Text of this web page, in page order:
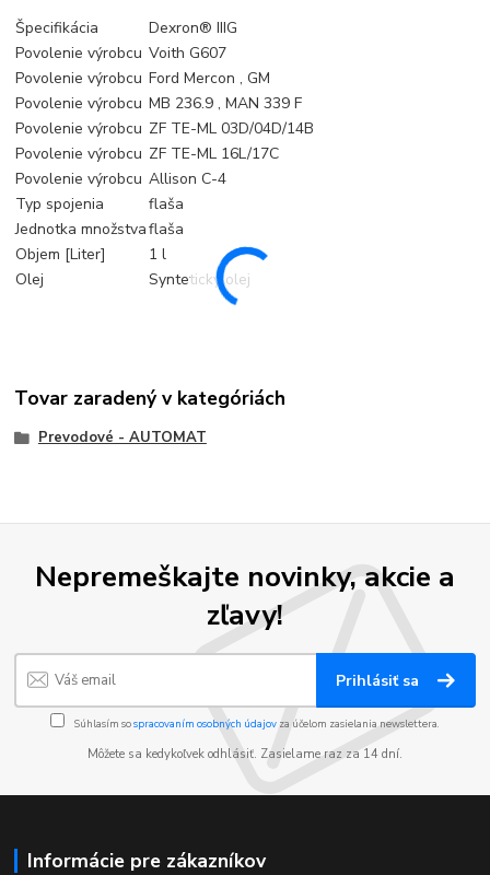
Špecifikácia
Dexron® IIIG
Povolenie výrobcu Voith G607
Povolenie výrobcu Ford Mercon , GM
Povolenie výrobcu MB 236.9 , MAN 339 F
Povolenie výrobcu ZF TE-ML 03D/04D/14B
Povolenie výrobcu ZF TE-ML 16L/17C
Povolenie výrobcu Allison C-4
Typ spojenia
flaša
Jednotka množstvaflaša
Objem [Liter]
1 l
Olej
Syntetický olej
Tovar zaradený v kategóriách
Prevodové - AUTOMAT
Nepremeškajte novinky, akcie a
zľavy!
Prihlásiť sa
Súhlasím sospracovaním osobných údajov za účelom zasielania newslettera.
Môžete sa kedykoľvek odhlásiť. Zasielame raz za 14 dní.
Informácie pre zákazníkov